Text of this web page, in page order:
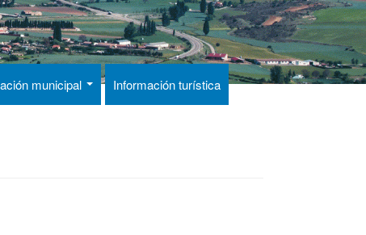
municipal Información turística